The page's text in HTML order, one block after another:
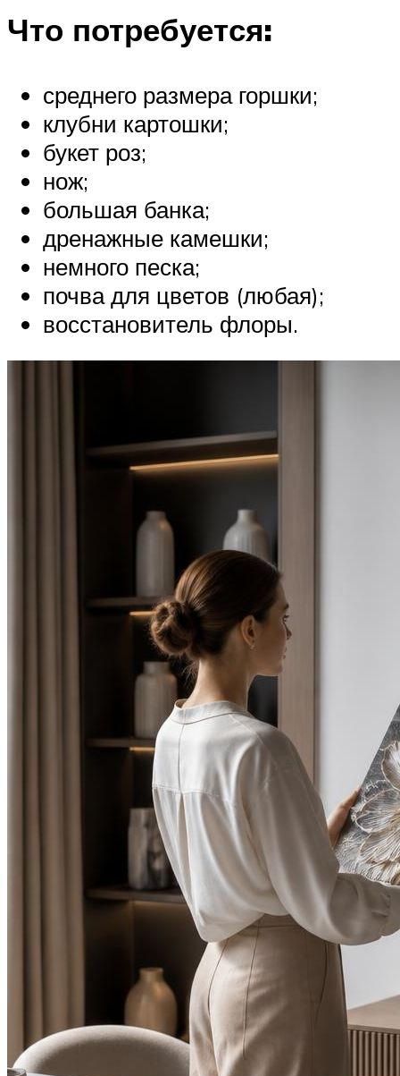
Что потребуется:
среднего размера горшки;
клубни картошки;
букет роз;
нож;
большая банка;
дренажные камешки;
немного песка;
почва для цветов (любая);
восстановитель флоры.